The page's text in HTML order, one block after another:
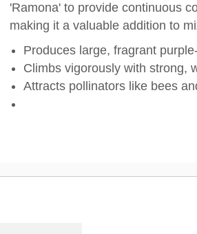
'Ramona' to provide continuous
making it a valuable addition to
Produces large, fragrant
Climbs vigorously with strong,
Attracts pollinators like bees